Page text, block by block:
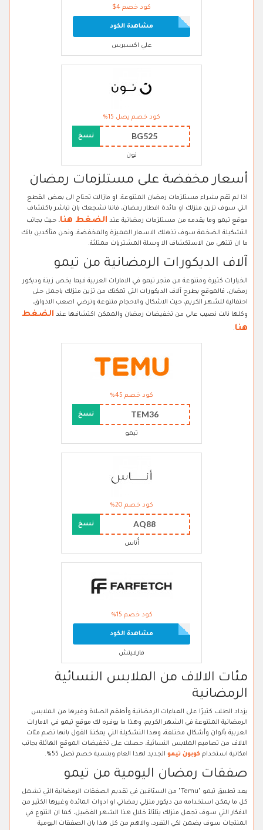
كود خصم 4$
مشاهدة الكود
علي اكسبرس
كود خصم يصل 15%
BG525 نسخ
نون
أسعار مخفضة على مستلزمات رمضان
اذا لم تقم بشراء مستلزمات رمضان المتنوعة، او مازالت تحتاج الى بعض القطع
التي سوف تزين منزلك او مائدة افطار رمضان، فاننا نشجعك بان تباشر باكتشاف
موقع تيمو وما يقدمه من مستلزمات رمضانية عند الضغط هنا، حيث بجانب
التشكيلة الضخمة سوف تذهلك الاسعار المميزة والمخفضة، ونحن متأكدين بانك
ما ان تنتهي من الاستكشاف الا وسلة المشتريات ممتلئة.
آلاف الديكورات الرمضانية من تيمو
الخيارات كثيرة ومتنوعة من متجر تيمو في الامارات العربية فيما يخص زينة وديكور
رمضان، فالموقع يطرح آلاف الديكورات التي تمكنك من تزين منزلك باجمل حلى
احتفالية للشهر الكريم، حيث الاشكال والاحجام متنوعة وترضي اصعب الاذواق،
وكلها نالت نصيب عالي من تخفيضات رمضان والممكن اكتشافها عند الضغط
هنا.
كود خصم 45%
TEM36 نسخ
تيمو
كود خصم 20%
AQ88 نسخ
أُناس
كود خصم 15%
مشاهدة الكود
فارفيتش
مئات الالاف من الملابس النسائية
الرمضانية
يزداد الطلب كثيرًا على العباءات الرمضانية وأطقم الصلاة وغيرها من الملابس
الرمضانية المتنوعة في الشهر الكريم، وهذا ما يوفره لك موقع تيمو في الامارات
العربية بألوان وأشكال مختلفة، وهذا التشكيلة التي يمكننا القول بانها تضم مئات
الالاف من تصاميم الملابس النسائية، حصلت على تخفيضات الموقع الهائلة بجانب
امكانية استخدام كوبون تيمو الجديد لهذا العام وبنسبة خصم تصل 55%.
صفقات رمضان اليومية من تيمو
يعد تطبيق تيمو "Temu" من السبّاقين في تقديم الصفقات الرمضانية التي تشمل
كل ما يمكن استخدامه من ديكور منزلي رمضاني او ادوات المائدة وغيرها الكثير من
الافكار التي سوف تجعل منزلك يتلألأ خلال هذا الشهر الفضيل، كما ان التنوع في
المنتجات سوف يضمن لكي التفرد، والاهم من كل هذا بان الصفقات اليومية